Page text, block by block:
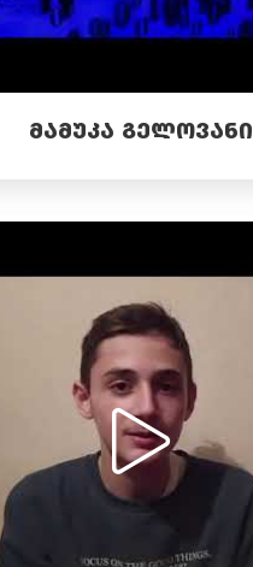
ᲛᲐᲛᲣᲙᲐ ᲒᲔᲚᲝᲕᲐᲜᲘ